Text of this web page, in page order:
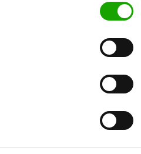
nutzen.